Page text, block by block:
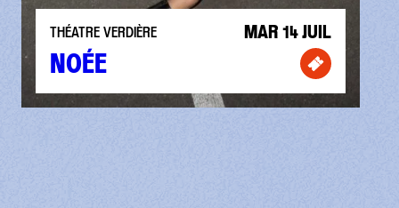
THÉATRE VERDIÈRE MAR 14 JUIL
NOÉE Billetterie